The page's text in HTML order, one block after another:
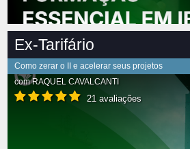
Ex-Tarifário
Como zerar o II e acelerar seus projetos
comRAQUEL CAVALCANTI
21 avaliações